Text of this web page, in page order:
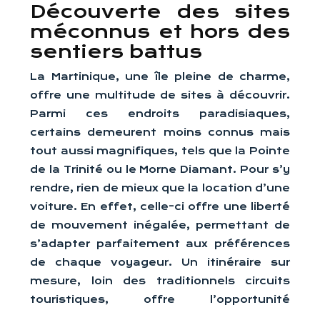
Découverte des sites
méconnus et hors des
sentiers battus
La Martinique, une île pleine de charme,
offre une multitude de sites à découvrir.
Parmi ces endroits paradisiaques,
certains demeurent moins connus mais
tout aussi magnifiques, tels que la Pointe
de la Trinité ou le Morne Diamant. Pour s’y
rendre, rien de mieux que la location d’une
voiture. En effet, celle-ci offre une liberté
de mouvement inégalée, permettant de
s’adapter parfaitement aux préférences
de chaque voyageur. Un itinéraire sur
mesure, loin des traditionnels circuits
touristiques, offre l’opportunité